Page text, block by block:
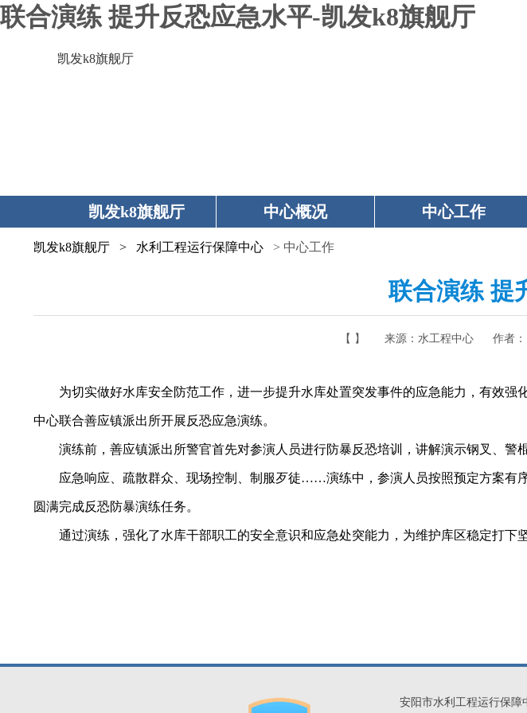
联合演练 提升反恐应急水平-凯发k8旗舰厅
凯发k8旗舰厅
凯发k8旗舰厅 中心概况 中心工作
凯发k8旗舰厅 > 水利工程运行保障中心 > 中心工作
联合演练 提
【 】 来源： 水工程中心 作者：
为切实做好水库安全防范工作，进一步提升水库处置突发事件的应急能力，有效强
中心联合善应镇派出所开展反恐应急演练。
演练前，善应镇派出所警官首先对参演人员进行防暴反恐培训，讲解演示钢叉、警
应急响应、疏散群众、现场控制、制服歹徒……演练中，参演人员按照预定方案有序
圆满完成反恐防暴演练任务。
通过演练，强化了水库干部职工的安全意识和应急处突能力，为维护库区稳定打下坚
安阳市水利工程运行保障